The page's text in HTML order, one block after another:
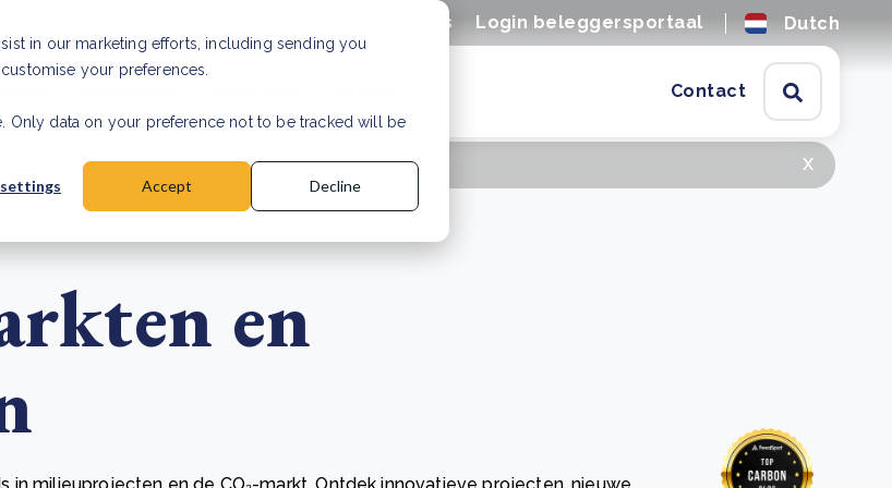
in our marketing efforts, including sending you
your preferences.
Only data on your preference not to be tracked will be
Accept Decline
Vacatures Login beleggersportaal Dutch
Contact
x
verandert er in 2026?Lees artikel
en